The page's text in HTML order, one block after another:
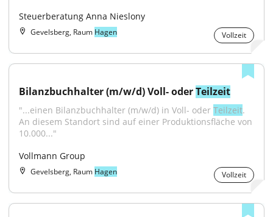
Steuerberatung Anna Nieslony
Gevelsberg, Raum Hagen Vollzeit
Bilanzbuchhalter (m/w/d) Voll- oder Teilzeit
"...einen Bilanzbuchhalter (m/w/d) in Voll- oder Teilzeit.
An diesem Standort sind auf einer Produktionsfläche von
10.000..."
Vollmann Group
Gevelsberg, Raum Hagen Vollzeit